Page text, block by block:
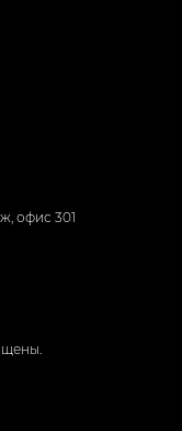
офис 301